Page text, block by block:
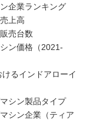
企業ランキング
上高
売台数
ン価格（2021-
るインドアローイ
シン製品タイプ
シン企業（ティア